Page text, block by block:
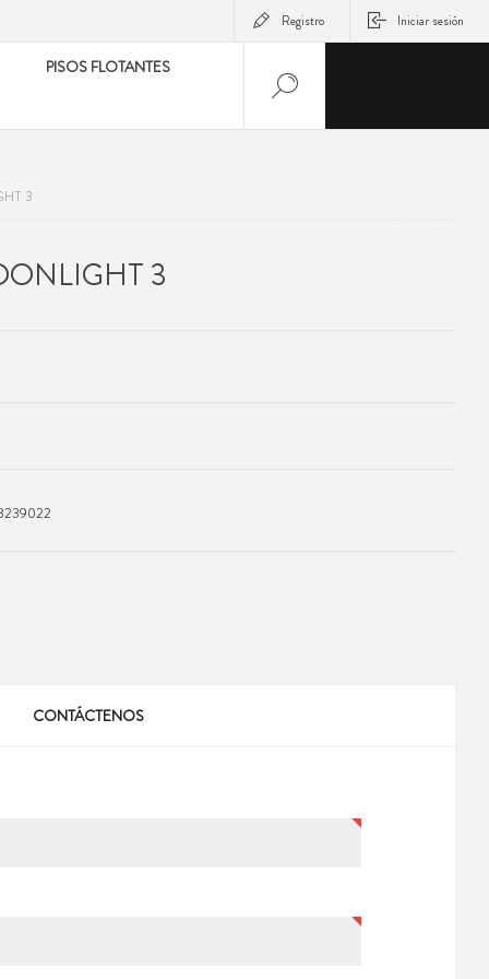
Registro Iniciar sesión
PISOS FLOTANTES
3
3
CONTÁCTENOS